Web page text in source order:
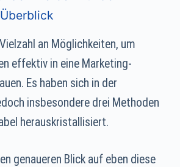
an Möglichkeiten, um
effektiv in eine Marketing-
Es haben sich in der
insbesondere drei Methoden
herauskristallisiert.
genaueren Blick auf eben diese